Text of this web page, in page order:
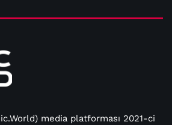
media platforması 2021-ci